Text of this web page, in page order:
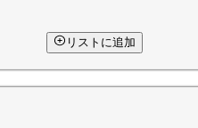
リストに追加